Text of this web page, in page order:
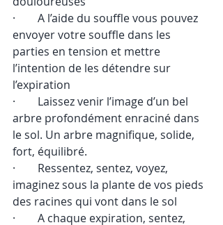
·        A l’aide du souffle vous pouvez
envoyer votre souffle dans les
parties en tension et mettre
l’intention de les détendre sur
l’expiration
·        Laissez venir l’image d’un bel
arbre profondément enraciné dans
le sol. Un arbre magnifique, solide,
fort, équilibré.
·        Ressentez, sentez, voyez,
imaginez sous la plante de vos pieds
des racines qui vont dans le sol
·        A chaque expiration, sentez,